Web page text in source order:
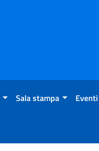
Sala stampa Eventi